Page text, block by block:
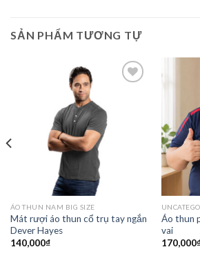
SẢN PHẨM TƯƠNG TỰ
ÁO THUN NAM BIG SIZE
Mát rượi áo thun cổ trụ tay ngắn
Dever Hayes
140,000₫
Áo thun
vai
170,000